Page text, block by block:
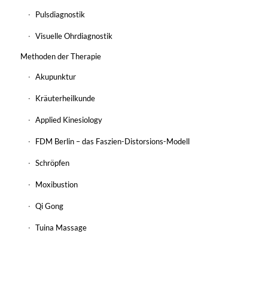
Pulsdiagnostik
Visuelle Ohrdiagnostik
Methoden der Therapie
Akupunktur
Kräuterheilkunde
Applied Kinesiology
FDM Berlin – das Faszien-Distorsions-Modell
Schröpfen
Moxibustion
Qi Gong
Tuina Massage